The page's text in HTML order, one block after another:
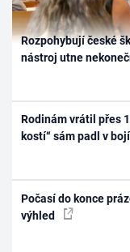
Rozpohybují české
nástroj utne
Rodinám vrátil přes
kostí“ sám padl v
Počasí do konce
výhled